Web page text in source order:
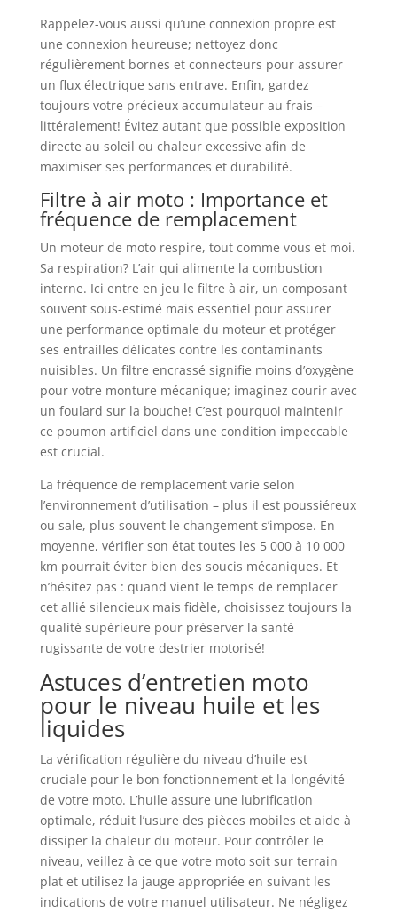
Rappelez-vous aussi qu’une connexion propre est
une connexion heureuse; nettoyez donc
régulièrement bornes et connecteurs pour assurer
un flux électrique sans entrave. Enfin, gardez
toujours votre précieux accumulateur au frais –
littéralement! Évitez autant que possible exposition
directe au soleil ou chaleur excessive afin de
maximiser ses performances et durabilité.
Filtre à air moto : Importance et
fréquence de remplacement
Un moteur de moto respire, tout comme vous et moi.
Sa respiration? L’air qui alimente la combustion
interne. Ici entre en jeu le filtre à air, un composant
souvent sous-estimé mais essentiel pour assurer
une performance optimale du moteur et protéger
ses entrailles délicates contre les contaminants
nuisibles. Un filtre encrassé signifie moins d’oxygène
pour votre monture mécanique; imaginez courir avec
un foulard sur la bouche! C’est pourquoi maintenir
ce poumon artificiel dans une condition impeccable
est crucial.
La fréquence de remplacement varie selon
l’environnement d’utilisation – plus il est poussiéreux
ou sale, plus souvent le changement s’impose. En
moyenne, vérifier son état toutes les 5 000 à 10 000
km pourrait éviter bien des soucis mécaniques. Et
n’hésitez pas : quand vient le temps de remplacer
cet allié silencieux mais fidèle, choisissez toujours la
qualité supérieure pour préserver la santé
rugissante de votre destrier motorisé!
Astuces d’entretien moto
pour le niveau huile et les
liquides
La vérification régulière du niveau d’huile est
cruciale pour le bon fonctionnement et la longévité
de votre moto. L’huile assure une lubrification
optimale, réduit l’usure des pièces mobiles et aide à
dissiper la chaleur du moteur. Pour contrôler le
niveau, veillez à ce que votre moto soit sur terrain
plat et utilisez la jauge appropriée en suivant les
indications de votre manuel utilisateur. Ne négligez